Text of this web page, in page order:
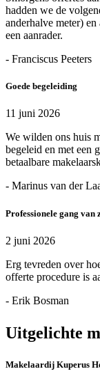
hadden we de
anderhalve meter)
een aanrader.
- Franciscus Peeters
Goede begeleiding
11 juni 2026
We wilden ons huis
begeleid en met een
betaalbare
- Marinus van der
Professionele gang van
2 juni 2026
Erg tevreden over
offerte procedure is
- Erik Bosman
Uitgelichte
Makelaardij Kuperus